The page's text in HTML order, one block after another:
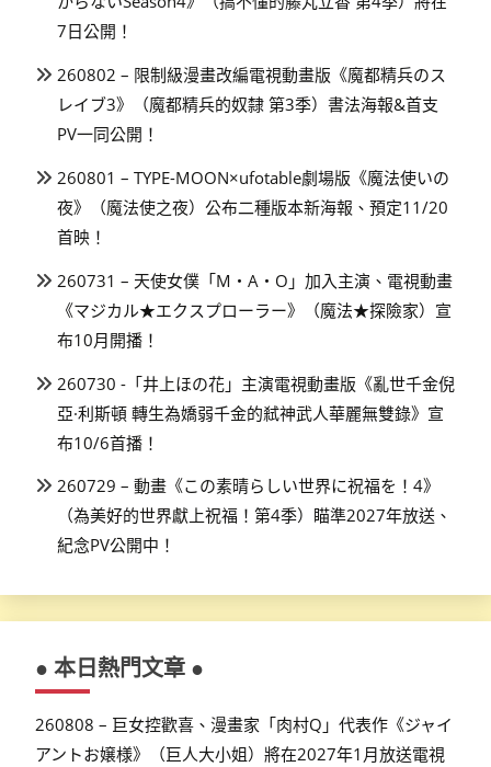
7日公開！
260802 – 限制級漫畫改編電視動畫版《魔都精兵のス
レイブ3》（魔都精兵的奴隸 第3季）書法海報&首支
PV一同公開！
260801 – TYPE-MOON×ufotable劇場版《魔法使いの
夜》（魔法使之夜）公布二種版本新海報、預定11/20
首映！
260731 – 天使女僕「M・A・O」加入主演、電視動畫
《マジカル★エクスプローラー》（魔法★探險家）宣
布10月開播！
260730 -「井上ほの花」主演電視動畫版《亂世千金倪
亞·利斯頓 轉生為嬌弱千金的弒神武人華麗無雙錄》宣
布10/6首播！
260729 – 動畫《この素晴らしい世界に祝福を！4》
（為美好的世界獻上祝福！第4季）瞄準2027年放送、
紀念PV公開中！
● 本日熱門文章 ●
260808 – 巨女控歡喜、漫畫家「肉村Q」代表作《ジャイ
アントお嬢様》（巨人大小姐）將在2027年1月放送電視